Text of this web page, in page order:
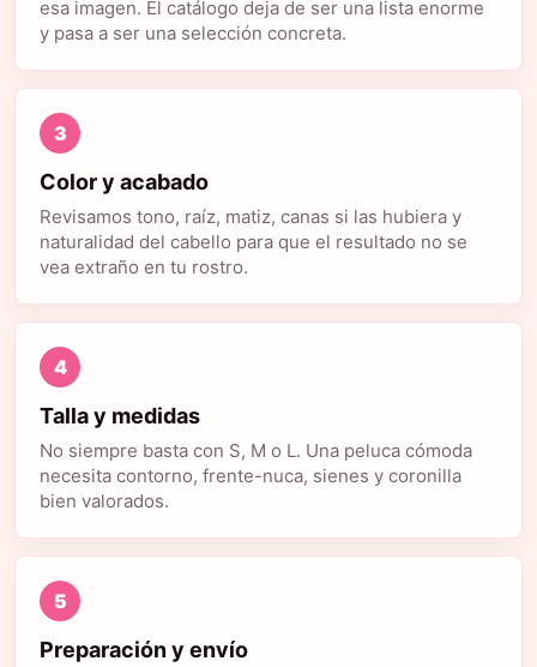
esa imagen. El catálogo deja de ser una lista enorme
y pasa a ser una selección concreta.
3
Color y acabado
Revisamos tono, raíz, matiz, canas si las hubiera y
naturalidad del cabello para que el resultado no se
vea extraño en tu rostro.
4
Talla y medidas
No siempre basta con S, M o L. Una peluca cómoda
necesita contorno, frente-nuca, sienes y coronilla
bien valorados.
5
Preparación y envío